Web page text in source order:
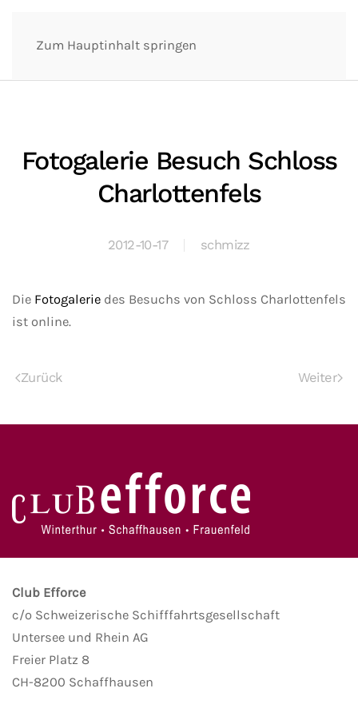
Zum Hauptinhalt springen
Fotogalerie Besuch Schloss
Charlottenfels
2012-10-17 schmizz
Die Fotogalerie des Besuchs von Schloss Charlottenfels
ist online.
Zurück Weiter
Club Efforce
c/o Schweizerische Schifffahrtsgesellschaft
Untersee und Rhein AG
Freier Platz 8
CH-8200 Schaffhausen